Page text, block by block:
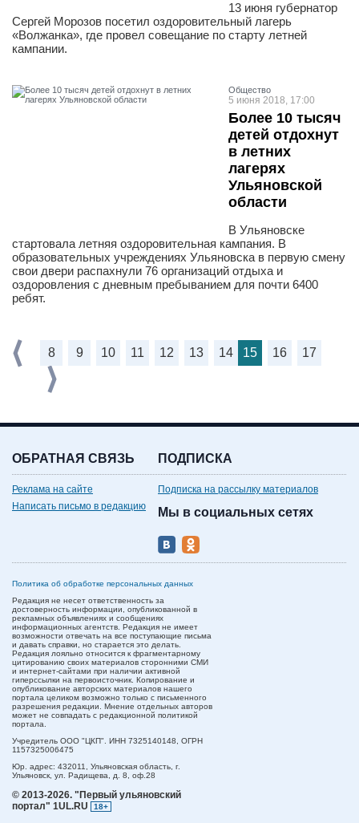
13 июня губернатор
Сергей Морозов посетил оздоровительный лагерь
«Волжанка», где провел совещание по старту летней
кампании.
Общество
5 июня 2018, 17:00
Более 10 тысяч
детей отдохнут
в летних
лагерях
Ульяновской
области
В Ульяновске
стартовала летняя оздоровительная кампания. В
образовательных учреждениях Ульяновска в первую смену
свои двери распахнули 76 организаций отдыха и
оздоровления с дневным пребыванием для почти 6400
ребят.
8 9 10 11 12 13 14 15 16 17
ОБРАТНАЯ СВЯЗЬ
Реклама на сайте
Написать письмо в редакцию
ПОДПИСКА
Подписка на рассылку материалов
Мы в социальных сетях
Политика об обработке персональных данных
Редакция не несет ответственность за
достоверность информации, опубликованной в
рекламных объявлениях и сообщениях
информационных агентств. Редакция не имеет
возможности отвечать на все поступающие письма
и давать справки, но старается это делать.
Редакция лояльно относится к фрагментарному
цитированию своих материалов сторонними СМИ
и интернет-сайтами при наличии активной
гиперссылки на первоисточник. Копирование и
опубликование авторских материалов нашего
портала целиком возможно только с письменного
разрешения редакции. Мнение отдельных авторов
может не совпадать с редакционной политикой
портала.
Учредитель ООО "ЦКП". ИНН 7325140148, ОГРН
1157325006475
Юр. адрес: 432011, Ульяновская область, г.
Ульяновск, ул. Радищева, д. 8, оф.28
© 2013-2026. "Первый ульяновский
портал" 1UL.RU
18+